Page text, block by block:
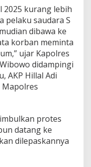
2025 kurang lebih
pelaku saudara S
dibawa ke
korban meminta
ujar Kapolres
didampingi
AKP Hillal Adi
protes
datang ke
dilepaskannya